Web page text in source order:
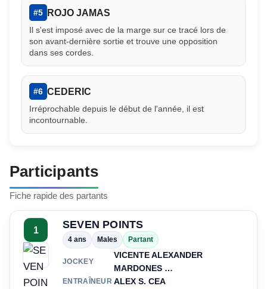
#5 ROJO JAMAS
Il s'est imposé avec de la marge sur ce tracé lors de
son avant-dernière sortie et trouve une opposition
dans ses cordes.
#6 CEDERIC
Irréprochable depuis le début de l'année, il est
incontournable.
Participants
Fiche rapide des partants
1 SEVEN POINTS
4 ans Males Partant
JOCKEY
VICENTE ALEXANDER
MARDONES …
ENTRAÎNEUR ALEX S. CEA